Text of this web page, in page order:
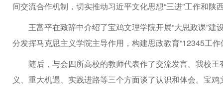
间交流合作机制，切实推动习近平文化思想“三进”工作和陕
王富平在致辞中介绍了宝鸡文理学院开展“大思政课”
分发挥马克思主义学院主导作用，构建思政教育“12345工
随后，与会四所高校的教师代表作了交流发言。我校
义、重大机遇、实践进路等三个方面谈了认识和体会。宝